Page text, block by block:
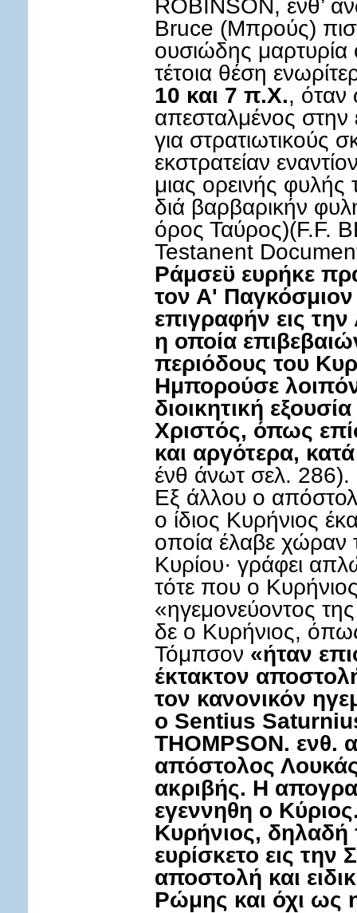
ROBINSON, ένθ’
Bruce (Μπρούς)
ουσιώδης μαρτυρία
τέτοια θέση
10 και 7 π.Χ., όταν
απεσταλμένος στην
για στρατιωτικούς
εκστρατείαν
μιας ορεινής φυλής
διά βαρβαρικήν
όρος Ταύρος)(F.F.
Testanent
Ράμσεϋ ευρήκε
τον Α'
επιγραφήν εις την
η οποία
περιόδους του
Ημπορούσε
διοικητική
Χριστός, όπως
και αργότερα,
ένθ άνωτ σελ. 286).
Εξ άλλου ο
ο ίδιος Κυρήνιος
οποία έλαβε χώραν
Κυρίου· γράφει
τότε που ο
«ηγεμονεύοντος
δε ο Κυρήνιος,
Τόμπσον «ήταν
έκτακτον
τον κανονικόν
ο Sentius
THOMPSON. ενθ.
απόστολος
ακριβής. Η
εγεννηθη ο
Κυρήνιος, δηλαδή
ευρίσκετο εις την
αποστολή και
Ρώμης και όχι ως